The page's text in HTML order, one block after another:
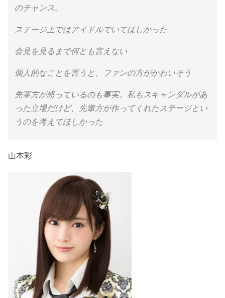
のチャンス。
ステージ上ではアイドルでいてほしかった
会見を見るまで何とも言えない
個人的なことを言うと、ファンの方がかわいそう
先輩方が怒っているのも事実。私もスキャンダルがあ
った立場だけど、先輩方が作ってくれたステージとい
うのを考えてほしかった
山本彩